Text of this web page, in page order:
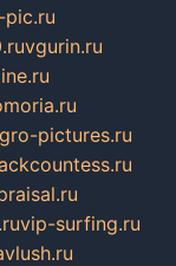
vgurin.ru
pictures.ru
vip-surfing.ru